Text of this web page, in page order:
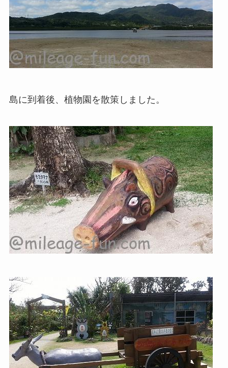
島に到着後、植物園を散策しました。